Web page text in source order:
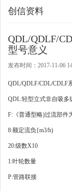
创信资料
QDL/QDLF/
型号意义
发布时间：2017-11-06
QDL/QDLF/CDL/CDLF
QDL:轻型立式非自吸多
F:《普通型略)过流部件
8:额定流负{m3/h)
20:级数X10
1:叶轮数量
P:管路联接